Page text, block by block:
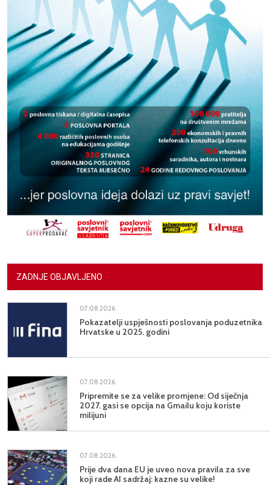
ZADNJE OBJAVLJENO
07.08.2026.
Pokazatelji uspješnosti poslovanja poduzetnika
Hrvatske u 2025. godini
07.08.2026.
Pripremite se za velike promjene: Od siječnja
2027. gasi se opcija na Gmailu koju koriste
milijuni
07.08.2026.
Prije dva dana EU je uveo nova pravila za sve
koji rade AI sadržaj: kazne su velike!